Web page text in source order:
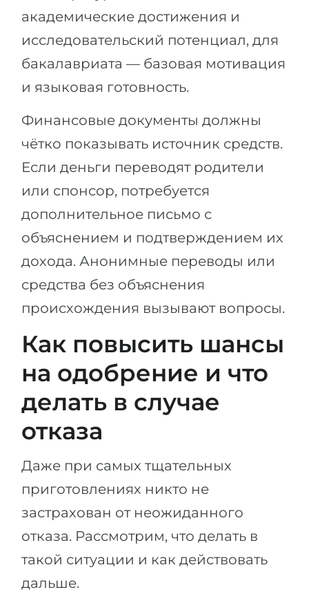
академические достижения и
исследовательский потенциал, для
бакалавриата — базовая мотивация
и языковая готовность.
Финансовые документы должны
чётко показывать источник средств.
Если деньги переводят родители
или спонсор, потребуется
дополнительное письмо с
объяснением и подтверждением их
дохода. Анонимные переводы или
средства без объяснения
происхождения вызывают вопросы.
Как повысить шансы
на одобрение и что
делать в случае
отказа
Даже при самых тщательных
приготовлениях никто не
застрахован от неожиданного
отказа. Рассмотрим, что делать в
такой ситуации и как действовать
дальше.